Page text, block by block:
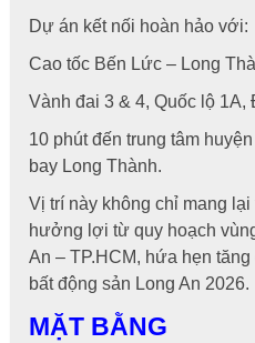
Dự án kết nối hoàn hảo với:
Cao tốc Bến Lức – Long
Vành đai 3 & 4, Quốc lộ 1A,
10 phút đến trung tâm
bay Long Thành.
Vị trí này không chỉ mang
hưởng lợi từ quy hoạch
An – TP.HCM, hứa hẹn
bất động sản Long An 2026.
MẶT BẰNG